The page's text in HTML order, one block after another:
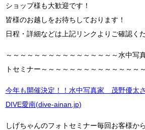
ショップ様も大歓迎です！
皆様のお越しをお待ちしております！
日程・詳細などは上記リンクよりご確認くだ
～～～～～～～～～～～～～～～～水中写
トセミナー～～～～～～～～～～～～～～
今年も開催決定！！水中写真家 茂野優太
DIVE愛南(dive-ainan.jp)
しげちゃんのフォトセミナー毎回お客様か